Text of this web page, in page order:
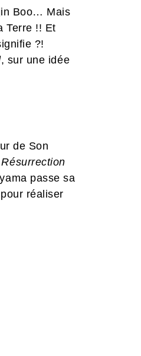
Boo… Mais
Terre !! Et
?!
, sur une idée
de Son
passe sa
réaliser